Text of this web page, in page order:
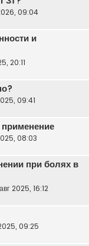
09:04
и
20:11
09:41
08:03
при болях в
2025, 16:12
09:25